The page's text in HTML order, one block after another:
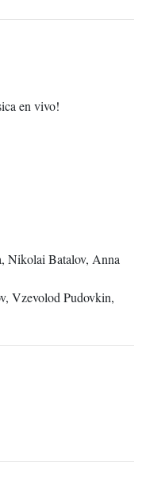
en vivo!
Nikolai Batalov, Anna
Vzevolod Pudovkin,